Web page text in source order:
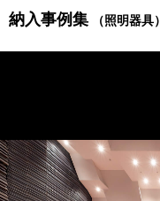
納入事例集 （照明器具）